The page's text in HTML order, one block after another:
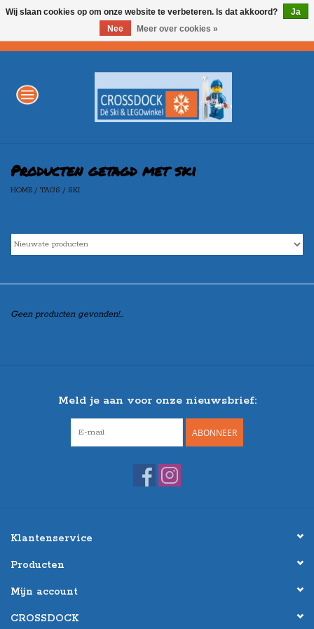
WINTERSPORT
LEGO
Producten getagd met ski
HOME / TAGS / SKI
Geen producten gevonden!...
Meld je aan voor onze nieuwsbrief:
ABONNEER
Klantenservice
Producten
Mijn account
CROSSDOCK
Wij slaan cookies op om onze website te verbeteren. Is dat akkoord?
Ja
Nee
Meer over cookies »